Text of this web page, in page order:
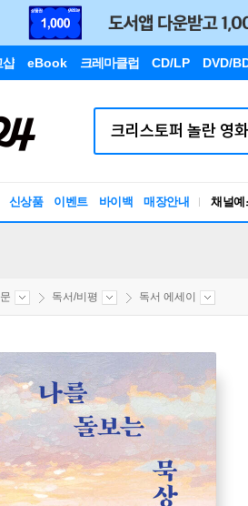
샵 eBook 크레마클럽 CD/LP DVD/
신상품 이벤트 바이백 매장안내 채널예
독서/비평 독서 에세이